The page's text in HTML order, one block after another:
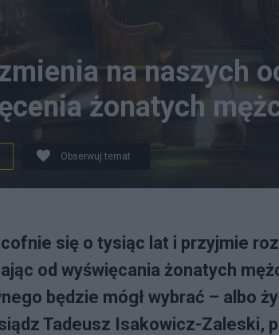
na naszych
żonatych
Obserwuj temat
się o tysiąc lat i przyjmie
od wyświęcania żonatych
będzie mógł wybrać – albo
Tadeusz Isakowicz-Zaleski,